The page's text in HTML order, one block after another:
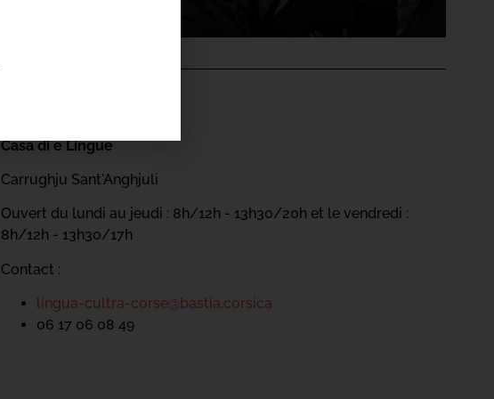
Casa di e Lingue
Carrughju Sant'Anghjuli
Ouvert du lundi au jeudi : 8h/12h - 13h30/20h et le vendredi :
8h/12h - 13h30/17h
Contact :
lingua-cultra-corse@bastia.corsica
06 17 06 08 49